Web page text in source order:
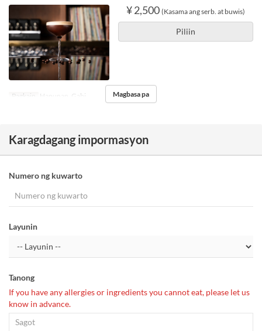
¥ 2,500 (Kasama ang serb. at buwis)
Piliin
Pagkain Hapunan, Gabi Magbasa pa
Karagdagang impormasyon
Numero ng kuwarto
Layunin
Tanong
If you have any allergies or ingredients you cannot eat, please let us
know in advance.